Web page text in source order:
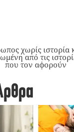
χωρίς ιστορία
από τις
που τον αφορούν